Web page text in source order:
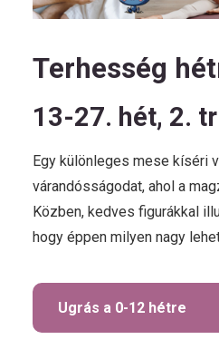
Terhesség
13-27. hét, 2.
Egy különleges mese kíséri
várandósságodat, ahol a
Közben, kedves figurákkal
hogy éppen milyen nagy
Ugrás a 0-12 hétre